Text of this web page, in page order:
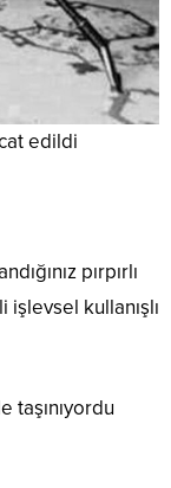
edildi
pırpırlı
kullanışlı
taşınıyordu